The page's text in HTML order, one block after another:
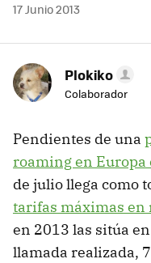
17 Junio 2013
Plokiko
Colaborador
Pendientes de una
roaming en Europa
de julio llega como
tarifas máximas en
en 2013 las sitúa
llamada realizada,